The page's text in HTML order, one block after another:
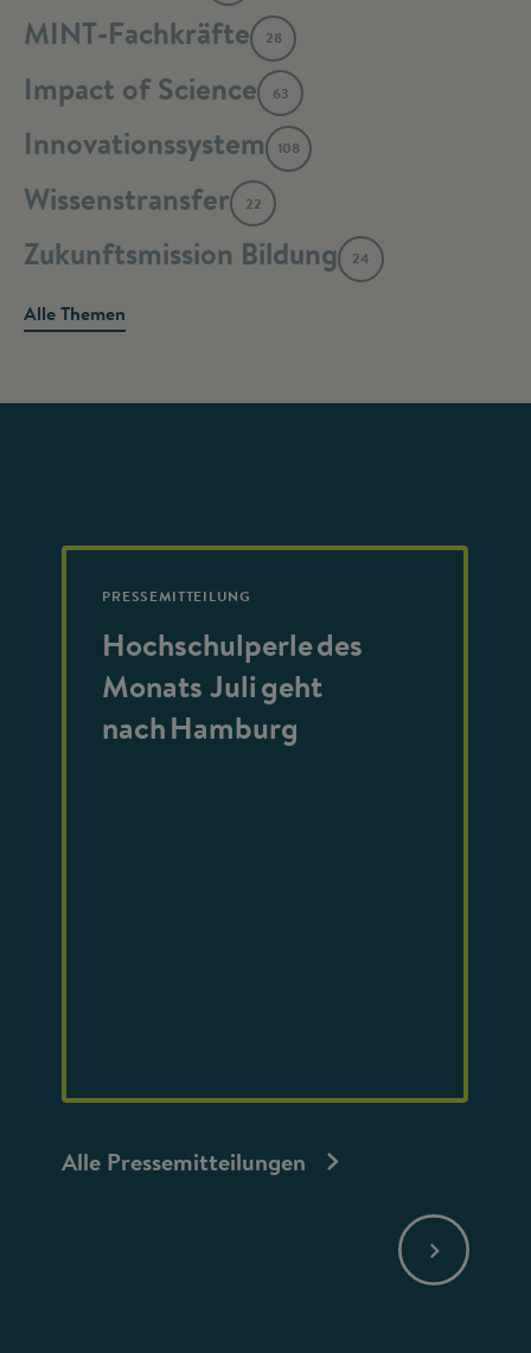
MINT-Fachkräfte 28
Impact of Science 63
Innovationssystem 108
Wissenstransfer 22
Zukunftsmission Bildung 24
Alle Themen
PRESSEMITTEILUNG
Hochschulperle des
Monats Juli geht
nach Hamburg
Alle Pressemitteilungen